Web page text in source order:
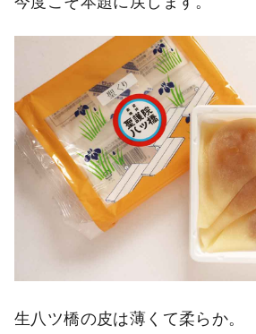
生八ツ橋の皮は薄くて柔らか。